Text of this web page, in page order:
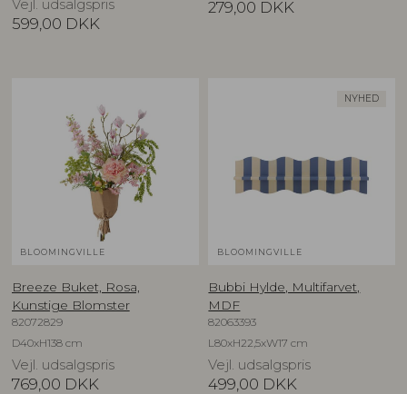
Vejl. udsalgspris
599,00 DKK
279,00 DKK
BLOOMINGVILLE
Breeze Buket, Rosa,
Kunstige Blomster
82072829
D40xH138 cm
Vejl. udsalgspris
769,00 DKK
NYHED
BLOOMINGVILLE
Bubbi Hylde, Multifarvet,
MDF
82063393
L80xH22,5xW17 cm
Vejl. udsalgspris
499,00 DKK